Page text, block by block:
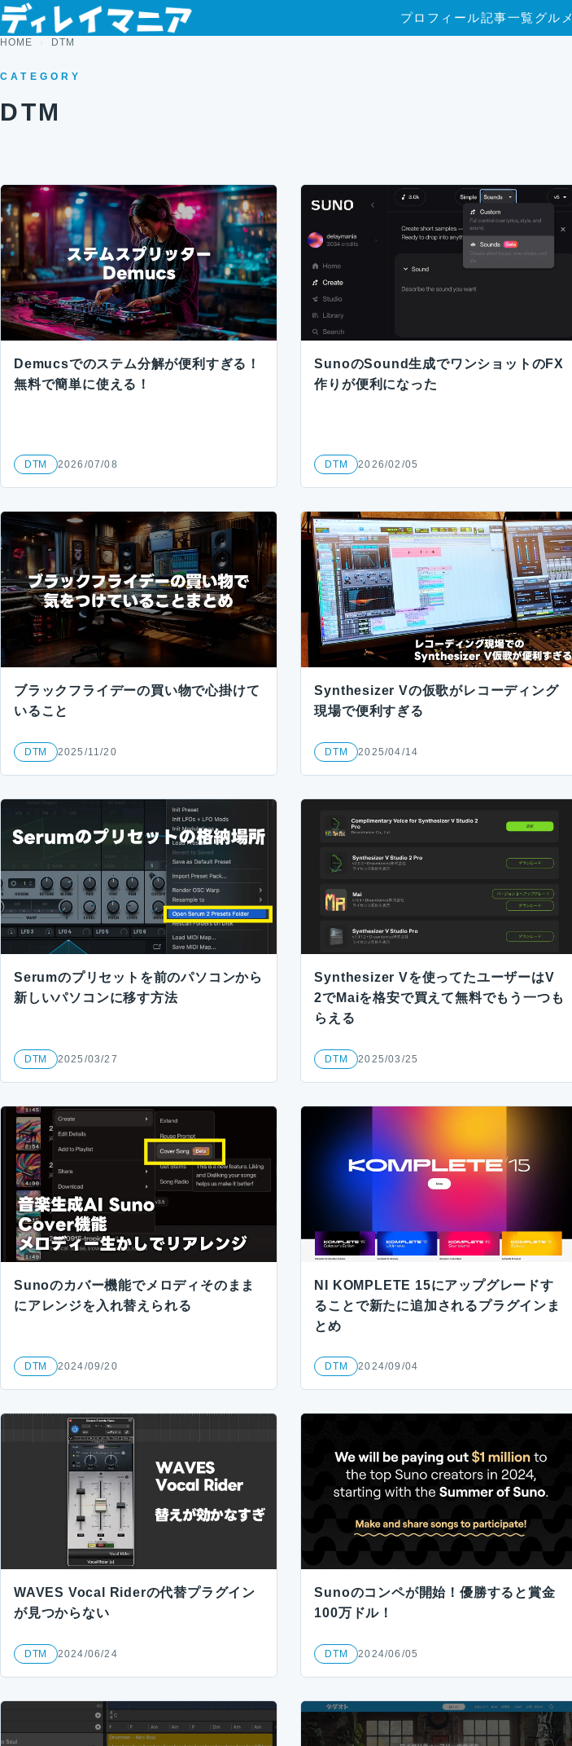
コンテンツへスキップ プロフィール記事一覧グルメ
HOME DTM
CATEGORY
DTM
Demucsでのステム分解が便利すぎる！
無料で簡単に使える！
DTM 2026/07/08
SunoのSound生成でワンショットのFX
作りが便利になった
DTM 2026/02/05
ブラックフライデーの買い物で心掛けて
いること
DTM 2025/11/20
Synthesizer Vの仮歌がレコーディング
現場で便利すぎる
DTM 2025/04/14
Serumのプリセットを前のパソコンから
新しいパソコンに移す方法
DTM 2025/03/27
Synthesizer Vを使ってたユーザーはV
2でMaiを格安で買えて無料でもう一つも
らえる
DTM 2025/03/25
Sunoのカバー機能でメロディそのまま
にアレンジを入れ替えられる
DTM 2024/09/20
NI KOMPLETE 15にアップグレードす
ることで新たに追加されるプラグインま
とめ
DTM 2024/09/04
WAVES Vocal Riderの代替プラグイン
が見つからない
DTM 2024/06/24
Sunoのコンペが開始！優勝すると賞金
100万ドル！
DTM 2024/06/05